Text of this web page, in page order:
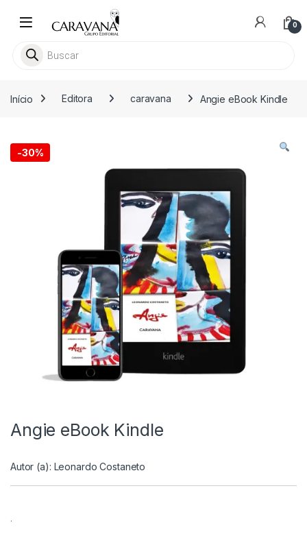
0
Pesquisar livros
Início Editora caravana Angie eBook Kindle
-30%
Angie eBook Kindle
Autor (a): Leonardo Costaneto
.